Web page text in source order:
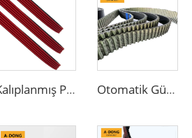
Kalıplanmış PK kayışı/5PK1173 EPDM Malzeme, Yarış Motoru İçin Uygun, Yüksek Kalite Otomatik Güç Aktarım Zamanlama Kayışı Yeni Ürün Özelleştirilebilir OEM Kauçuk Malzeme